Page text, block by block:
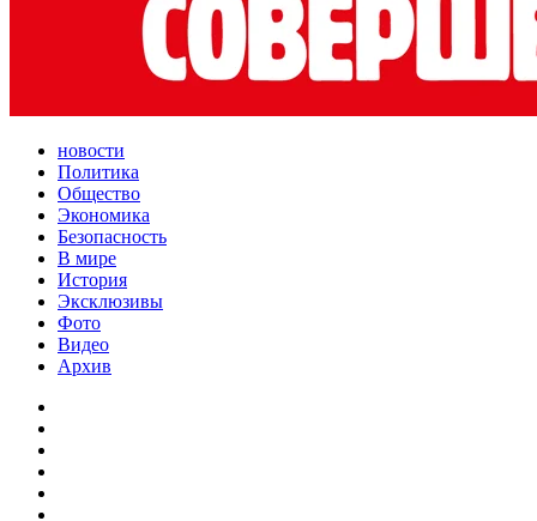
новости
Политика
Общество
Экономика
Безопасность
В мире
История
Эксклюзивы
Фото
Видео
Архив